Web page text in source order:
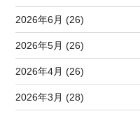
2026年6月 (26)
2026年5月 (26)
2026年4月 (26)
2026年3月 (28)